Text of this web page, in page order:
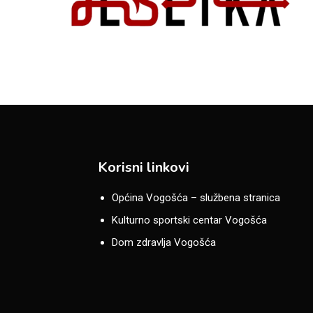
Korisni linkovi
Općina Vogošća – službena stranica
Kulturno sportski centar Vogošća
Dom zdravlja Vogošća